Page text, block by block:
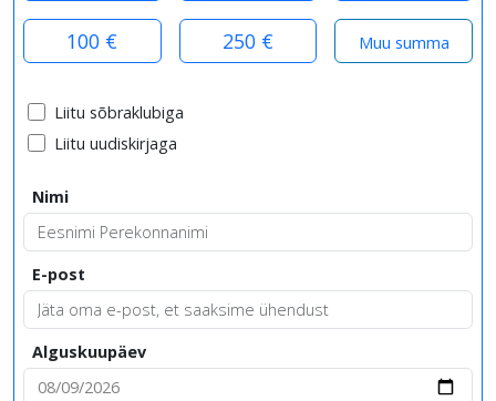
100 € 250 €
Liitu sõbraklubiga
Liitu uudiskirjaga
Nimi
E-post
Alguskuupäev